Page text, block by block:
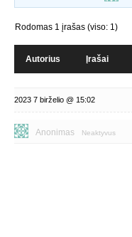
Rodomas 1 įrašas (viso: 1)
Autorius Įrašai
2023 7 birželio @ 15:02
Anonimas Neaktyvus